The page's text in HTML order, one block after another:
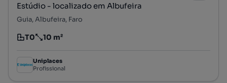
Estúdio - localizado em Albufeira
Guia, Albufeira, Faro
Tipologia
T0
Preço por metro quadrado
10 m²
Uniplaces
Profissional